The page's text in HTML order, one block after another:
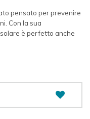
pensato per prevenire
Con la sua
è perfetto anche